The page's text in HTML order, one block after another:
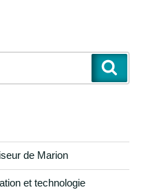
de Marion
et technologie